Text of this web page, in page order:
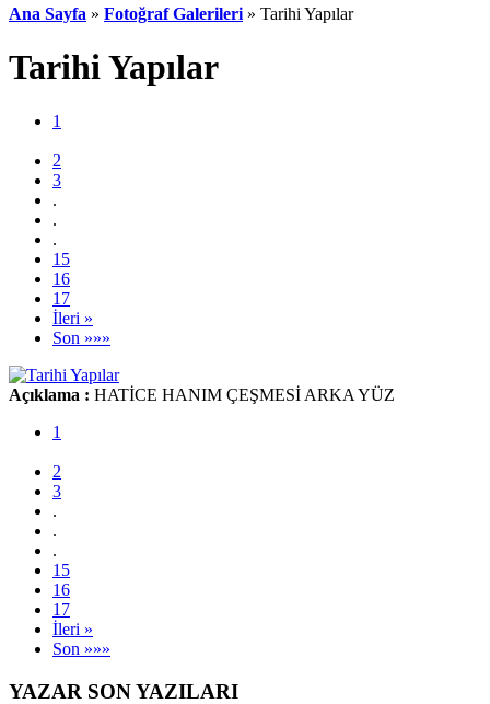
Ana Sayfa » Fotoğraf Galerileri » Tarihi Yapılar
Tarihi Yapılar
1
2
3
.
.
.
15
16
17
İleri »
Son »»»
Açıklama : HATİCE HANIM ÇEŞMESİ ARKA YÜZ
1
2
3
.
.
.
15
16
17
İleri »
Son »»»
YAZAR SON YAZILARI